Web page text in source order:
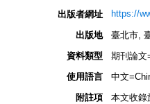
出版者網址
https://
出版地
臺北市,
資料類型
期刊論文
使用語言
中文
附註項
本文收錄